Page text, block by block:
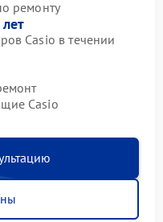
ремонту
Casio в течении
Casio